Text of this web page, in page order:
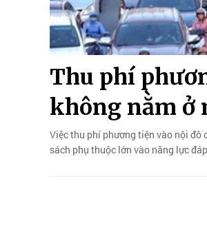
Thu phí
không nằm ở
Việc thu phí phương tiện vào nội đô
sách phụ thuộc lớn vào năng lực